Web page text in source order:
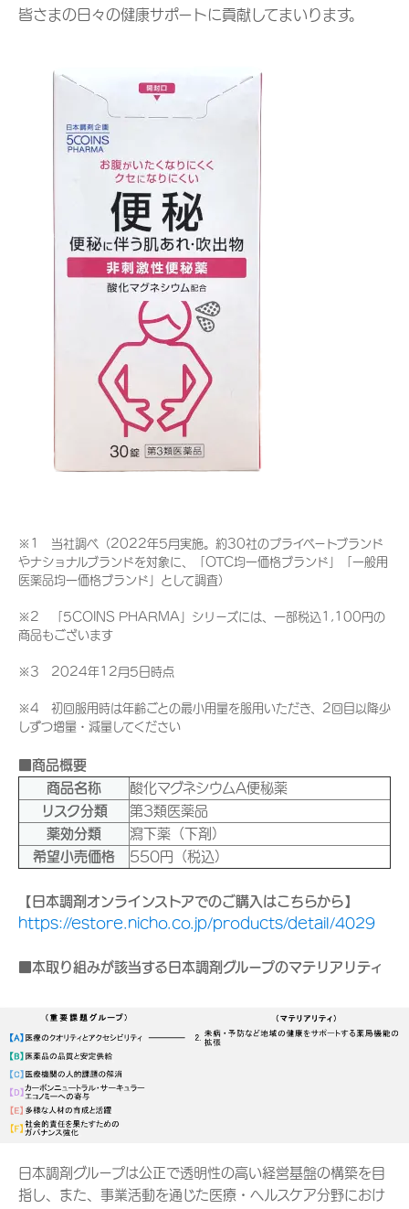
皆さまの日々の健康サポートに貢献してまいります。
※1 当社調べ（2022年5月実施。約30社のプライベートブランド
やナショナルブランドを対象に、「OTC均一価格ブランド」「一般用
医薬品均一価格ブランド」として調査）
※2 「5COINS PHARMA」シリーズには、一部税込1,100円の
商品もございます
※3 2024年12月5日時点
※4 初回服用時は年齢ごとの最小用量を服用いただき、2回目以降少
しずつ増量・減量してください
■商品概要
商品名称
酸化マグネシウムA便秘薬
リスク分類
第3類医薬品
薬効分類
瀉下薬（下剤）
希望小売価格
550円（税込）
【日本調剤オンラインストアでのご購入はこちらから】
https://estore.nicho.co.jp/products/detail/4029
■本取り組みが該当する日本調剤グループのマテリアリティ
日本調剤グループは公正で透明性の高い経営基盤の構築を目
指し、また、事業活動を通じた医療・ヘルスケア分野におけ